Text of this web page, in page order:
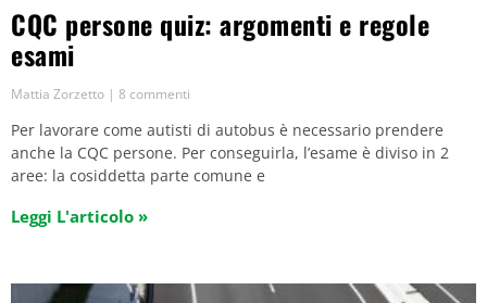
CQC persone quiz: argomenti e regole
esami
Mattia Zorzetto 8 commenti
Per lavorare come autisti di autobus è necessario prendere
anche la CQC persone. Per conseguirla, l’esame è diviso in 2
aree: la cosiddetta parte comune e
Leggi L'articolo »